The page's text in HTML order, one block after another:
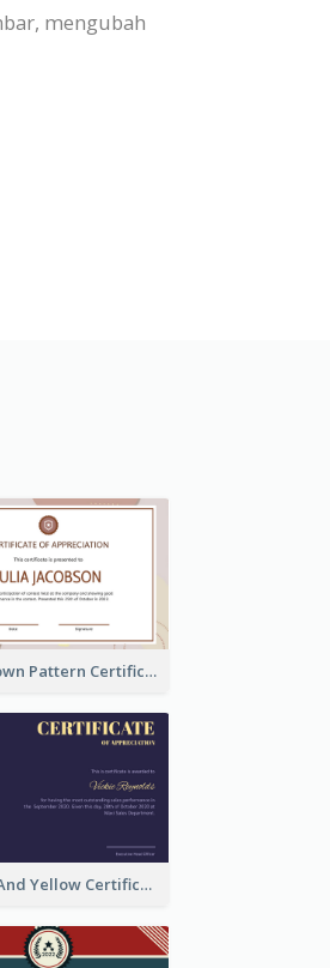
mengubah
Soft Brown Pattern Certificate
Indigo And Yellow Certificate Design of Recommendation